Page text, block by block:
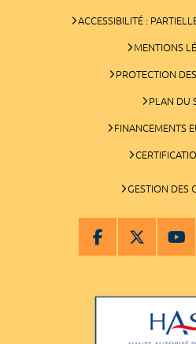
ACCESSIBILITÉ :
MENTIONS
PROTECTION
PLAN DU
FINANCEMENTS
GESTION DES